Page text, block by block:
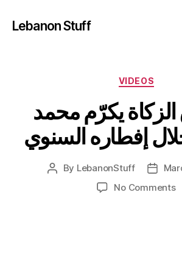
Lebanon Stuff
VIDEOS
يكرّم محمد
إفطاره السنوي
Post
By LebanonStuff
Post
No Commentson